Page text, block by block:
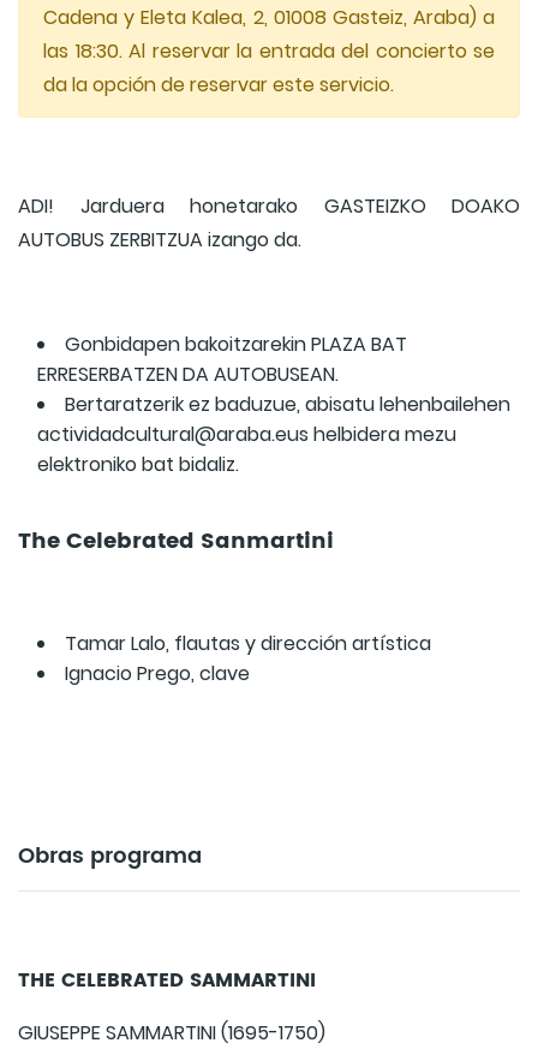
Cadena y Eleta Kalea, 2, 01008 Gasteiz, Araba) a
las 18:30. Al reservar la entrada del concierto se
da la opción de reservar este servicio.
ADI! Jarduera honetarako GASTEIZKO DOAKO
AUTOBUS ZERBITZUA izango da.
Gonbidapen bakoitzarekin PLAZA BAT
ERRESERBATZEN DA AUTOBUSEAN.
Bertaratzerik ez baduzue, abisatu lehenbailehen
actividadcultural@araba.eus helbidera mezu
elektroniko bat bidaliz.
The Celebrated Sanmartini
Tamar Lalo, flautas y dirección artística
Ignacio Prego, clave
Obras programa
THE CELEBRATED SAMMARTINI
GIUSEPPE SAMMARTINI (1695-1750)